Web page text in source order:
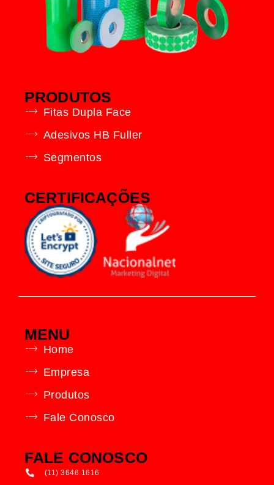
PRODUTOS
Fitas Dupla Face
Adesivos HB Fuller
Segmentos
CERTIFICAÇÕES
MENU
Home
Empresa
Produtos
Fale Conosco
FALE CONOSCO
(11) 3646.1616